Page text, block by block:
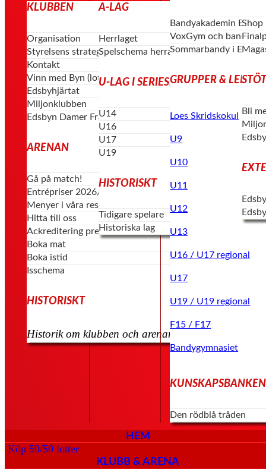
KLUBBEN
Organisation
Styrelsens strategi & vision
Kontakt
Vinn med Byn (lotterier)
Edsbyhjärtat
Miljonklubben
Edsbyn Damer Framåt
ARENAN
Gå på match!
Entrépriser 2026/27
Menyer i våra restauranger
Hitta till oss
Ackreditering press
Boka mat
Boka istid
Isschema
HISTORISKT
Historik om klubben och arenan kommer senare
A-LAG
Herrlaget
Spelschema herrar
U-LAG I SERIESPEL
U14
U16
U17
U19
HISTORISKT
Tidigare spelare
Historiska lag
Bandyakademin
VoxGym och
Sommarbandy i
GRUPPER &
Loes Skridskokul
U9
U10
U11
U12
U13
U16 / U17 regional
U17
U19 / U19 regional
F15 / F17
Bandygymnasiet
KUNSKAPSBANKEN
Den rödblå tråden
Shop
Bli
HEM
Köp 50/50 lotter
KLUBB & ARENA